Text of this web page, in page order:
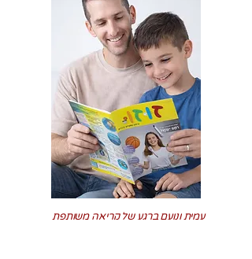
עמית ונועם ברגע של קריאה משותפת